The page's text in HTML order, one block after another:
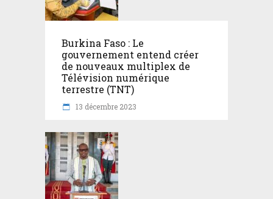
Burkina Faso : Le
gouvernement entend créer
de nouveaux multiplex de
Télévision numérique
terrestre (TNT)
13 décembre 2023